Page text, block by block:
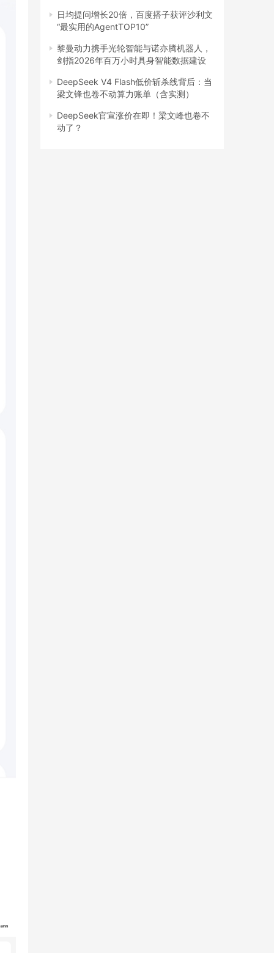
日均提问增长20倍，百度搭子获评沙利文
“最实用的AgentTOP10”
黎曼动力携手光轮智能与诺亦腾机器人，
剑指2026年百万小时具身智能数据建设
DeepSeek V4 Flash低价斩杀线背后：当
梁文锋也卷不动算力账单（含实测）
DeepSeek官宣涨价在即！梁文峰也卷不
动了？